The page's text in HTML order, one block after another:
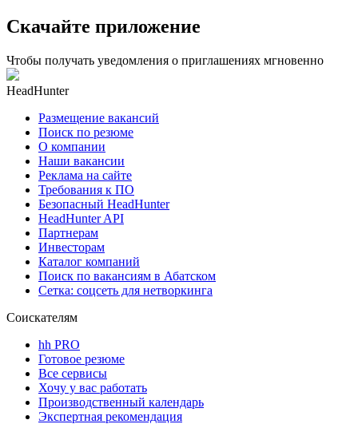
Скачайте приложение
Чтобы получать уведомления о приглашениях мгновенно
HeadHunter
Размещение вакансий
Поиск по резюме
О компании
Наши вакансии
Реклама на сайте
Требования к ПО
Безопасный HeadHunter
HeadHunter API
Партнерам
Инвесторам
Каталог компаний
Поиск по вакансиям в Абатском
Сетка: соцсеть для нетворкинга
Соискателям
hh PRO
Готовое резюме
Все сервисы
Хочу у вас работать
Производственный календарь
Экспертная рекомендация